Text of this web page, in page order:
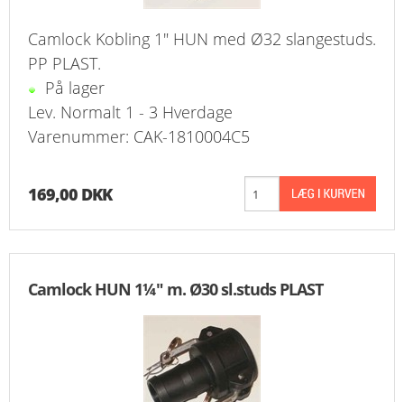
Camlock Kobling 1" HUN med Ø32 slangestuds.
PP PLAST.
På lager
Lev. Normalt 1 - 3 Hverdage
Varenummer: CAK-1810004C5
169,00 DKK
Camlock HUN 1¼" m. Ø30 sl.studs PLAST